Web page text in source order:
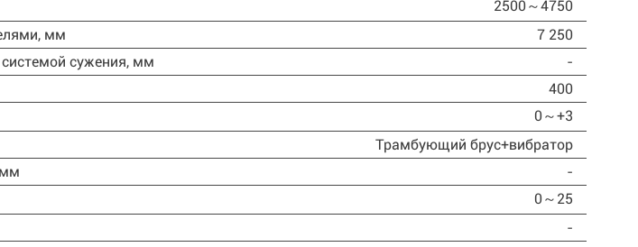
2500～4750
мм
7 250
сужения, мм
-
400
0～+3
Трамбующий брус+вибратор
-
0～25
-